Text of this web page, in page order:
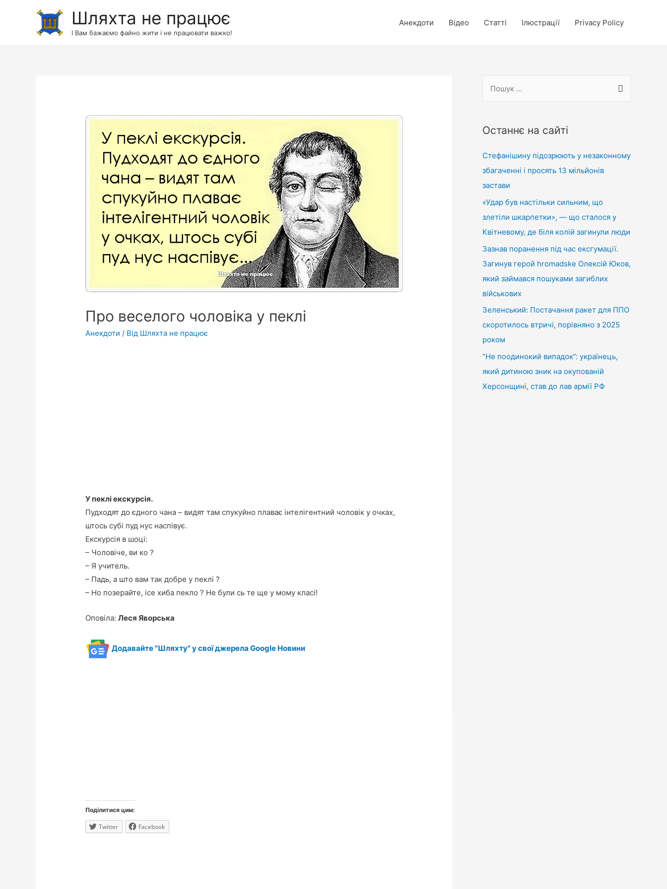
Шляхта не працює
І Вам бажаємо файно жити і не працювати важко!
Анекдоти Відео Статті Ілюстрації Privacy Policy
Про веселого чоловіка у пеклі
Анекдоти / Від Шляхта не працює
У пеклі екскурсія.
Пудходят до єдного чана – видят там спукуйно плаває інтелігентний чоловік у очках,
штось субі пуд нус наспівує.
Екскурсія в шоці:
– Чоловіче, ви ко ?
– Я учитель.
– Падь, а што вам так добре у пеклі ?
– Но позерайте, ісе хиба пекло ? Не були сь те ще у мому класі!
Оповіла:Леся Яворська
Додавайте "Шляхту" у свої джерела Google Новини
Поділитися цим:
Twitter Facebook
у
:
Останнє на сайті
Стефанішину підозрюють у незаконному
збагаченні і просять 13 мільйонів
застави
«Удар був настільки сильним, що
злетіли шкарпетки», — що сталося у
Квітневому, де біля колій загинули люди
Зазнав поранення під час ексгумації.
Загинув герой hromadske Олексій Юков,
який займався пошуками загиблих
військових
Зеленський: Постачання ракет для ППО
скоротилось втричі, порівняно з 2025
роком
“Не поодинокий випадок”: українець,
який дитиною зник на окупованій
Херсонщині, став до лав армії РФ